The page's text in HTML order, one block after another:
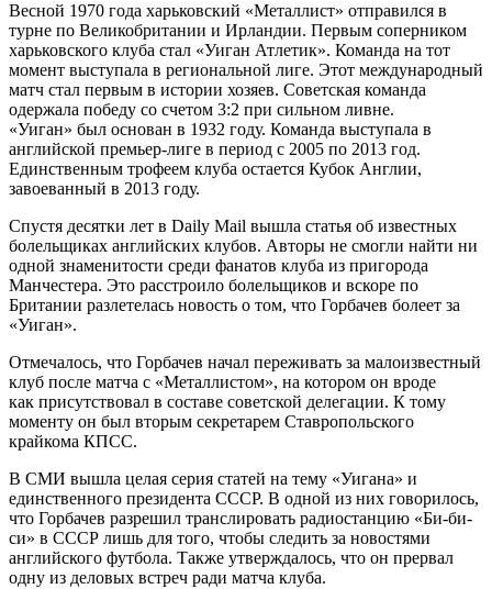
Весной 1970 года харьковский «Металлист» отправился в
турне по Великобритании и Ирландии. Первым соперником
харьковского клуба стал «Уиган Атлетик». Команда на тот
момент выступала в региональной лиге. Этот международный
матч стал первым в истории хозяев. Советская команда
одержала победу со счетом 3:2 при сильном ливне.
«Уиган» был основан в 1932 году. Команда выступала в
английской премьер-лиге в период с 2005 по 2013 год.
Единственным трофеем клуба остается Кубок Англии,
завоеванный в 2013 году.
Спустя десятки лет в Daily Mail вышла статья об известных
болельщиках английских клубов. Авторы не смогли найти ни
одной знаменитости среди фанатов клуба из пригорода
Манчестера. Это расстроило болельщиков и вскоре по
Британии разлетелась новость о том, что Горбачев болеет за
«Уиган».
Отмечалось, что Горбачев начал переживать за малоизвестный
клуб после матча с «Металлистом», на котором он вроде
как присутствовал в составе советской делегации. К тому
моменту он был вторым секретарем Ставропольского
крайкома КПСС.
В СМИ вышла целая серия статей на тему «Уигана» и
единственного президента СССР. В одной из них говорилось,
что Горбачев разрешил транслировать радиостанцию «Би-би-
си» в СССР лишь для того, чтобы следить за новостями
английского футбола. Также утверждалось, что он прервал
одну из деловых встреч ради матча клуба.